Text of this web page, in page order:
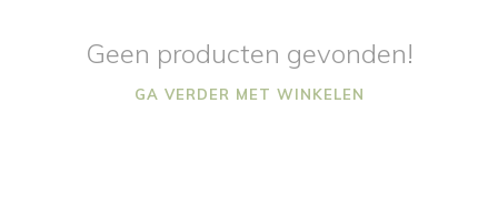
Geen producten gevonden!
GA VERDER MET WINKELEN